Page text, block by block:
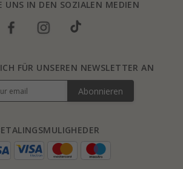
UNS IN DEN SOZIALEN MEDIEN
FÜR UNSEREN NEWSLETTER AN
Abonnieren